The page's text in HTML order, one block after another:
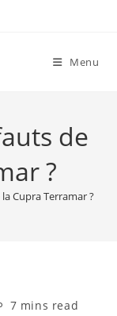
Menu
de
?
Cupra Terramar ?
7 mins read